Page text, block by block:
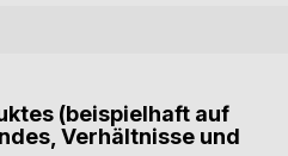
(beispielhaft auf
Verhältnisse und